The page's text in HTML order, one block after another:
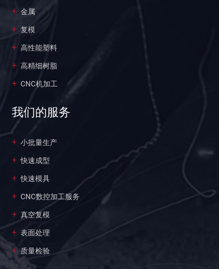
金属
复模
高性能塑料
高精细树脂
CNC机加工
我们的服务
小批量生产
快速成型
快速模具
CNC数控加工服务
真空复模
表面处理
质量检验